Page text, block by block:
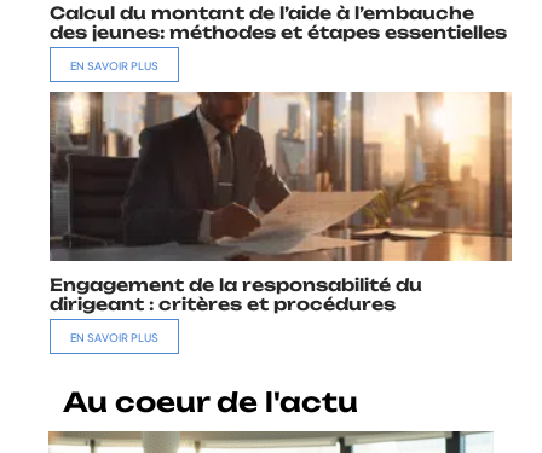
Calcul du montant de l’aide à l’embauche
des jeunes: méthodes et étapes essentielles
EN SAVOIR PLUS
Engagement de la responsabilité du
dirigeant : critères et procédures
EN SAVOIR PLUS
Au coeur de l'actu